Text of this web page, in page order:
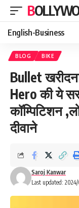
English-Business
BLOG BIKE
Bullet
Hero की ये
कॉम्पिटिशन
दीवाने
Last updated:
Saroj Kanwar